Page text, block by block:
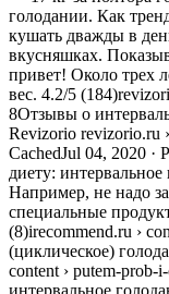
голодании. Как
кушать дважды в
вкусняшках.
привет! Около трех
вес. 4.2/5
8Отзывы о
Revizorio revizorio.ru
CachedJul 04, 2020 ·
диету:
Например, не надо
специальные
(8)irecommend.ru ›
(циклическое)
content › putem-prob-